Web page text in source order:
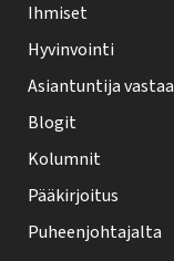
e
h
t
i
f
o
t
Ihmiset
Hyvinvointi
Asiantuntija vastaa
Blogit
Kolumnit
Pääkirjoitus
Puheenjohtajalta